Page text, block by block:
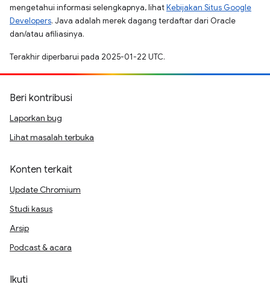
mengetahui informasi selengkapnya, lihatKebijakan Situs Google
Developers. Java adalah merek dagang terdaftar dari Oracle
dan/atau afiliasinya.
Terakhir diperbarui pada 2025-01-22 UTC.
Beri kontribusi
Laporkan bug
Lihat masalah terbuka
Konten terkait
Update Chromium
Studi kasus
Arsip
Podcast & acara
Ikuti